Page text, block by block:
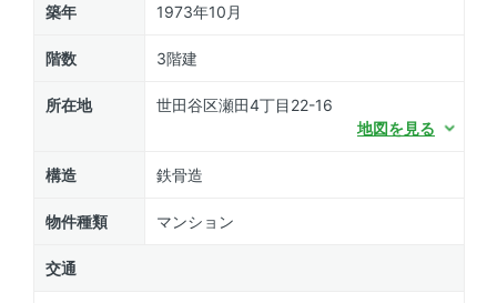
築年 1973年10月
階数 3階建
所在地
世田谷区瀬田4丁目22-16
地図を見る
構造 鉄骨造
物件種類 マンション
交通